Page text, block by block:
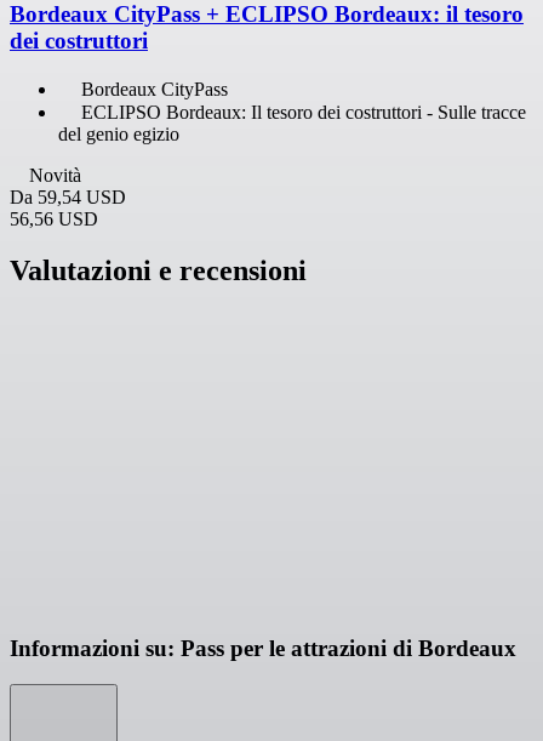
Bordeaux CityPass + ECLIPSO Bordeaux: il tesoro
dei costruttori
Bordeaux CityPass
ECLIPSO Bordeaux: Il tesoro dei costruttori - Sulle tracce
del genio egizio
Novità
Da 59,54 USD
56,56 USD
Valutazioni e recensioni
Informazioni su: Pass per le attrazioni di Bordeaux